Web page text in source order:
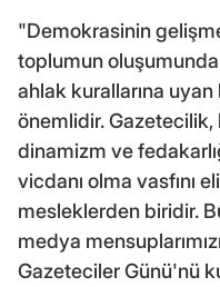
"Demokrasinin
toplumun oluşumunda
ahlak kurallarına uyan
önemlidir.
dinamizm ve
vicdanı olma vasfını
mesleklerden biridir.
medya
Gazeteciler Günü'nü